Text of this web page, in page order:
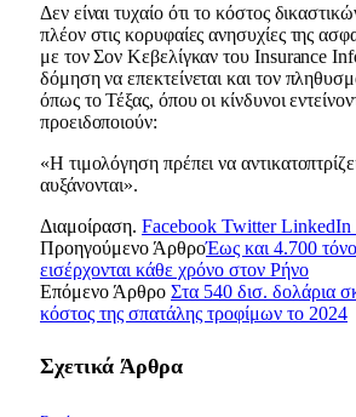
Δεν είναι τυχαίο ότι το κόστος
πλέον στις κορυφαίες ανησυχίες της
με τον Σον Κεβελίγκαν του Insurance
δόμηση να επεκτείνεται και τον
όπως το Τέξας, όπου οι κίνδυνοι
προειδοποιούν:
«Η τιμολόγηση πρέπει να
Διαμοίραση. Facebook Twitter LinkedIn
Προηγούμενο ΆρθροΈως και 4.700
εισέρχονται κάθε χρόνο στον Ρήνο
Επόμενο Άρθρο Στα 540 δισ. δολάρια
κόστος της σπατάλης τροφίμων το 2024
Σχετικά Άρθρα